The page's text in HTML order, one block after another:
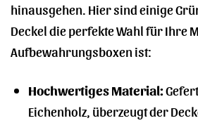
hinausgehen. Hier sind einige
Deckel die perfekte Wahl für Ihre
Aufbewahrungsboxen ist:
Hochwertiges Material:
Eichenholz, überzeugt der